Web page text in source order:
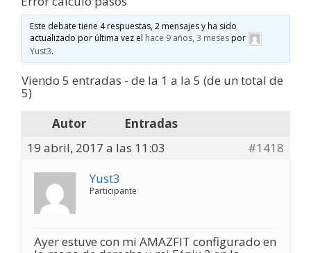
Este debate tiene 4 respuestas, 2 mensajes y ha sido
actualizado por última vez el hace 9 años, 3 mesespor
Yust3.
Viendo 5 entradas - de la 1 a la 5 (de un total de
5)
Autor
Entradas
19 abril, 2017 a las 11:03
#1418
Yust3
Participante
Ayer estuve con mi AMAZFIT configurado en